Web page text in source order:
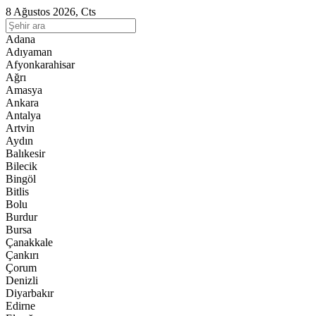
8 Ağustos 2026, Cts
Adana
Adıyaman
Afyonkarahisar
Ağrı
Amasya
Ankara
Antalya
Artvin
Aydın
Balıkesir
Bilecik
Bingöl
Bitlis
Bolu
Burdur
Bursa
Çanakkale
Çankırı
Çorum
Denizli
Diyarbakır
Edirne